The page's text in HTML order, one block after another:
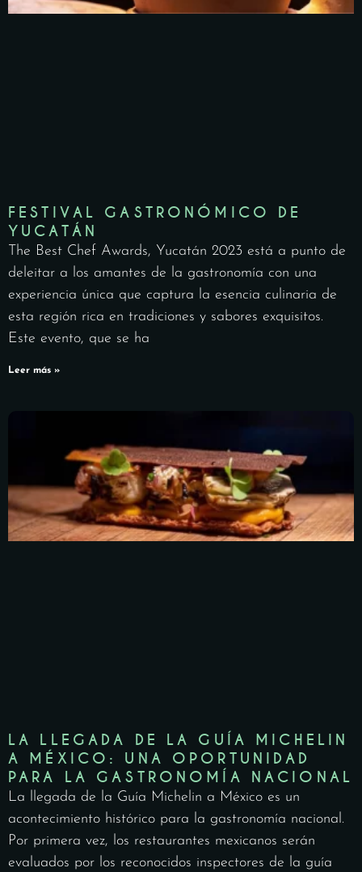
FESTIVAL GASTRONÓMICO DE
YUCATÁN
The Best Chef Awards, Yucatán 2023 está a punto de
deleitar a los amantes de la gastronomía con una
experiencia única que captura la esencia culinaria de
esta región rica en tradiciones y sabores exquisitos.
Este evento, que se ha
Leer más »
LA LLEGADA DE LA GUÍA MICHELIN
A MÉXICO: UNA OPORTUNIDAD
PARA LA GASTRONOMÍA NACIONAL
La llegada de la Guía Michelin a México es un
acontecimiento histórico para la gastronomía nacional.
Por primera vez, los restaurantes mexicanos serán
evaluados por los reconocidos inspectores de la guía